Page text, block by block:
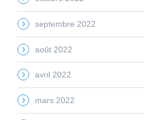
septembre 2022
août 2022
avril 2022
mars 2022